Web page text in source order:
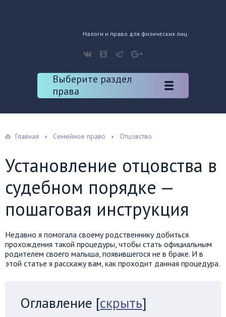
Налоги и право для физических лиц
Выберите раздел
права
Главная Семейное право Отцовство
Установление отцовства в
судебном порядке —
пошаговая инструкция
Недавно я помогала своему родственнику добиться
прохождения такой процедуры, чтобы стать официальным
родителем своего малыша, появившегося не в браке. И в
этой статье я расскажу вам, как проходит данная процедура.
Оглавление [скрыть]